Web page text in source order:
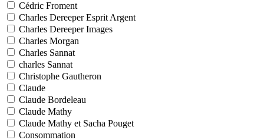
Cédric Froment
Charles Dereeper Esprit Argent
Charles Dereeper Images
Charles Morgan
Charles Sannat
charles Sannat
Christophe Gautheron
Claude
Claude Bordeleau
Claude Mathy
Claude Mathy et Sacha Pouget
Consommation